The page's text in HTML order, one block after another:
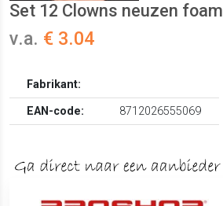
Set 12 Clowns neuzen foam
v.a. € 3.04
Fabrikant:
EAN-code:
8712026555069